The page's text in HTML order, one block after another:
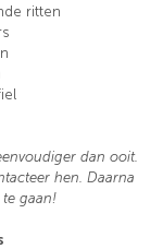
ritten
dan ooit.
hen. Daarna
gaan!